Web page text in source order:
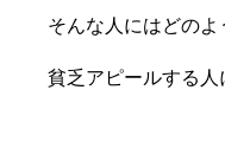
そんな人にはどの
貧乏アピールする